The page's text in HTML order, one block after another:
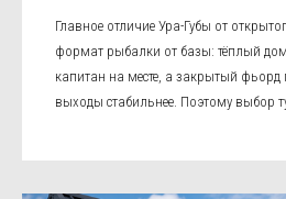
Главное отличие Ура-Губы от
формат рыбалки от базы: тёплый
капитан на месте, а закрытый фьорд
выходы стабильнее. Поэтому выбор